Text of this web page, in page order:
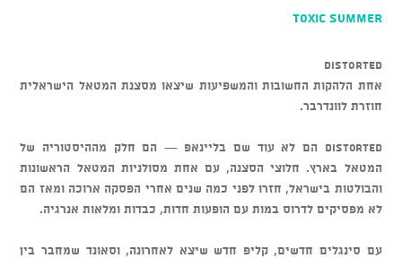
TOXIC SUMMER
DISTORTED
אחת הלהקות החשובות והמשפיעות שיצאו מסצנת המטאל הישראלית
חוזרת לוונדרבר.
Distorted הם לא עוד שם בליינאפ — הם חלק מההיסטוריה של
המטאל בארץ. חלוצי הסצנה, עם אחת מסולניות המטאל הראשונות
והבולטות בישראל, חזרו לפני כמה שנים אחרי הפסקה ארוכה ומאז הם
לא מפסיקים לדרוס במות עם הופעות חדות, כבדות ומלאות אנרגיה.
עם סינגלים חדשים, קליפ חדש שיצא לאחרונה, וסאונד שמחבר בין